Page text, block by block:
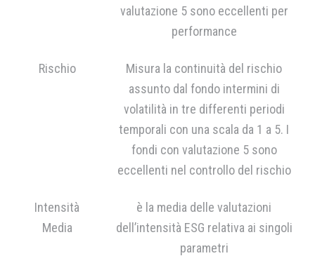
valutazione 5 sono eccellenti per
performance
Rischio
Misura la continuità del rischio
assunto dal fondo intermini di
volatilità in tre differenti periodi
temporali con una scala da 1 a 5. I
fondi con valutazione 5 sono
eccellenti nel controllo del rischio
Intensità
Media
è la media delle valutazioni
dell’intensità ESG relativa ai singoli
parametri